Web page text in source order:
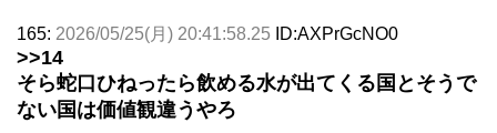
165: 2026/05/25(月) 20:41:58.25 ID:AXPrGcNO0
>>14
そら蛇口ひねったら飲める水が出てくる国とそうで
ない国は価値観違うやろ